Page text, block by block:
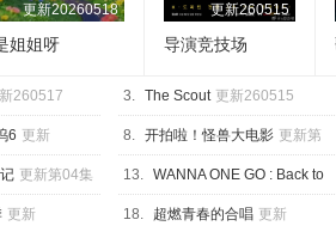
更新20260518
姐姐呀
更新260515
导演竞技场
260517 3. The Scout 更新260515
6 更新 8. 开拍啦！怪兽大电影 更新第
04集
更新第04集 13. WANNA ONE GO : Back to
Base 更新260428
更新 18. 超燃青春的合唱 更新